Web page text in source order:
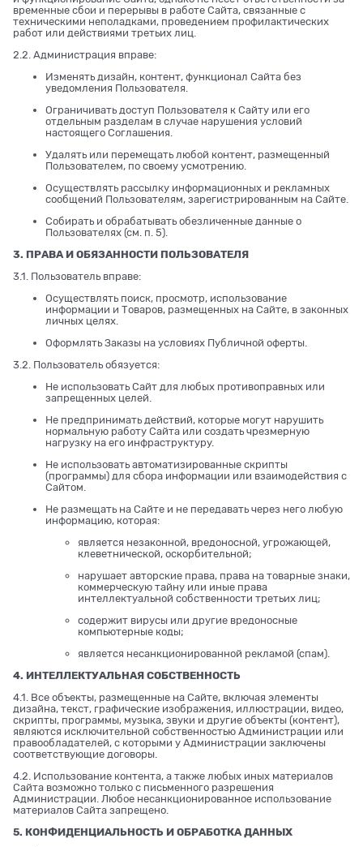
временные сбои и перерывы в работе Сайта, связанные с
техническими неполадками, проведением профилактических
работ или действиями третьих лиц.
2.2. Администрация вправе:
Изменять дизайн, контент, функционал Сайта без
уведомления Пользователя.
Ограничивать доступ Пользователя к Сайту или его
отдельным разделам в случае нарушения условий
настоящего Соглашения.
Удалять или перемещать любой контент, размещенный
Пользователем, по своему усмотрению.
Осуществлять рассылку информационных и рекламных
сообщений Пользователям, зарегистрированным на Сайте.
Собирать и обрабатывать обезличенные данные о
Пользователях (см. п. 5).
3. ПРАВА И ОБЯЗАННОСТИ ПОЛЬЗОВАТЕЛЯ
3.1. Пользователь вправе:
Осуществлять поиск, просмотр, использование
информации и Товаров, размещенных на Сайте, в законных
личных целях.
Оформлять Заказы на условиях Публичной оферты.
3.2. Пользователь обязуется:
Не использовать Сайт для любых противоправных или
запрещенных целей.
Не предпринимать действий, которые могут нарушить
нормальную работу Сайта или создать чрезмерную
нагрузку на его инфраструктуру.
Не использовать автоматизированные скрипты
(программы) для сбора информации или взаимодействия с
Сайтом.
Не размещать на Сайте и не передавать через него любую
информацию, которая:
является незаконной, вредоносной, угрожающей,
клеветнической, оскорбительной;
нарушает авторские права, права на товарные знаки,
коммерческую тайну или иные права
интеллектуальной собственности третьих лиц;
содержит вирусы или другие вредоносные
компьютерные коды;
является несанкционированной рекламой (спам).
4. ИНТЕЛЛЕКТУАЛЬНАЯ СОБСТВЕННОСТЬ
4.1. Все объекты, размещенные на Сайте, включая элементы
дизайна, текст, графические изображения, иллюстрации, видео,
скрипты, программы, музыка, звуки и другие объекты (контент),
являются исключительной собственностью Администрации или
правообладателей, с которыми у Администрации заключены
соответствующие договоры.
4.2. Использование контента, а также любых иных материалов
Сайта возможно только с письменного разрешения
Администрации. Любое несанкционированное использование
материалов Сайта запрещено.
5. КОНФИДЕНЦИАЛЬНОСТЬ И ОБРАБОТКА ДАННЫХ